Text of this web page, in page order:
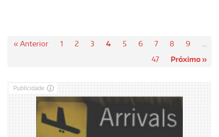
« Anterior 1 2 3 4 5 6 7 8 9
…
47
Próximo »
Publicidade